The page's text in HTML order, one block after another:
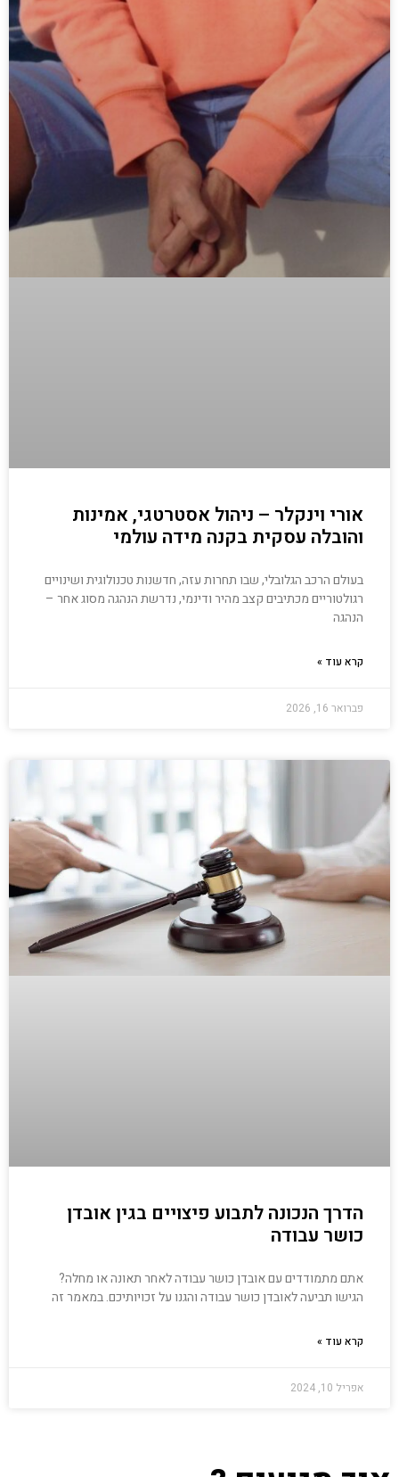
אורי וינקלר – ניהול אסטרטגי, אמינות
והובלה עסקית בקנה מידה עולמי
בעולם הרכב הגלובלי, שבו תחרות עזה, חדשנות טכנולוגית ושינויים
רגולטוריים מכתיבים קצב מהיר ודינמי, נדרשת הנהגה מסוג אחר –
הנהגה
קרא עוד »
פברואר 16, 2026
הדרך הנכונה לתבוע פיצויים בגין אובדן
כושר עבודה
אתם מתמודדים עם אובדן כושר עבודה לאחר תאונה או מחלה?
הגישו תביעה לאובדן כושר עבודה והגנו על זכויותיכם. במאמר זה
קרא עוד »
אפריל 10, 2024